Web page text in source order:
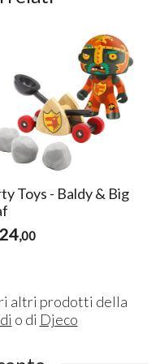
Toys - Baldy & Big
24,00
altri prodotti della
o di Djeco